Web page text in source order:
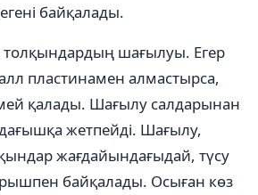
байқалады.
толқындардың шағылуы. Егер
пластинамен алмастырса,
қалады. Шағылу салдарынан
жетпейді. Шағылу,
жағдайындағыдай, түсу
байқалады. Осыған көз